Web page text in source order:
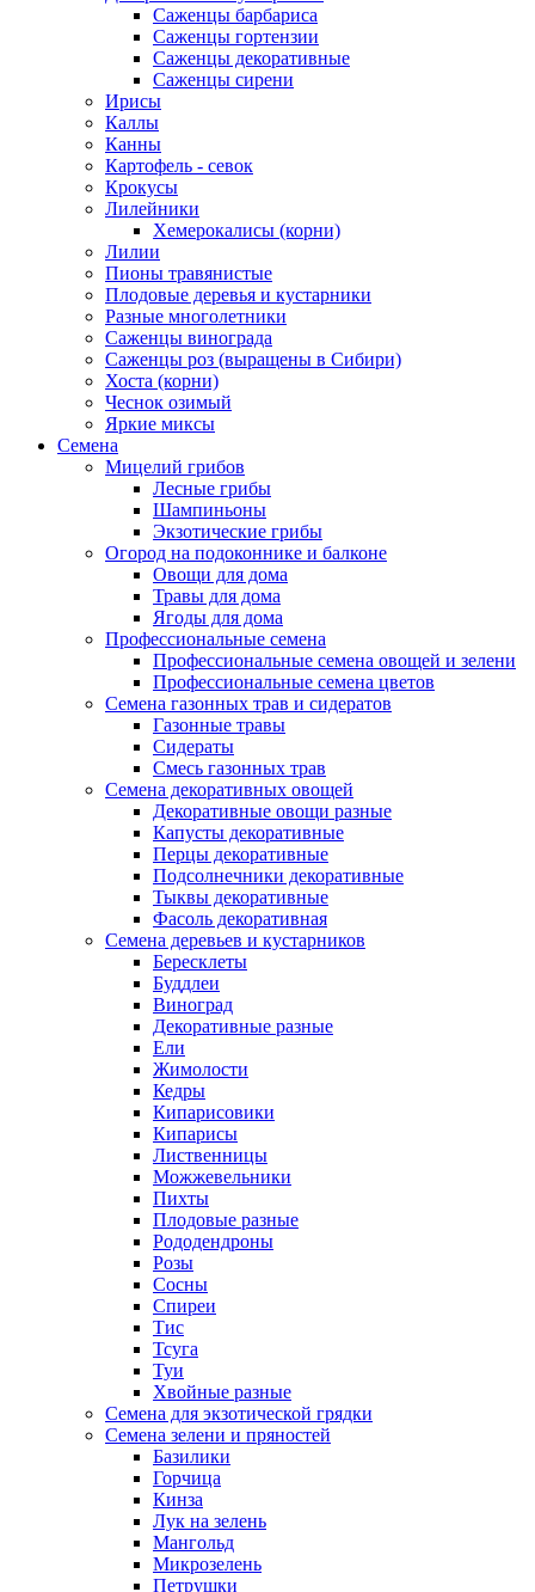
Саженцы барбариса
Саженцы гортензии
Саженцы декоративные
Саженцы сирени
Ирисы
Каллы
Канны
Картофель - севок
Крокусы
Лилейники
Хемерокалисы (корни)
Лилии
Пионы травянистые
Плодовые деревья и кустарники
Разные многолетники
Саженцы винограда
Саженцы роз (выращены в Сибири)
Хоста (корни)
Чеснок озимый
Яркие миксы
Семена
Мицелий грибов
Лесные грибы
Шампиньоны
Экзотические грибы
Огород на подоконнике и балконе
Овощи для дома
Травы для дома
Ягоды для дома
Профессиональные семена
Профессиональные семена овощей и зелени
Профессиональные семена цветов
Семена газонных трав и сидератов
Газонные травы
Сидераты
Смесь газонных трав
Семена декоративных овощей
Декоративные овощи разные
Капусты декоративные
Перцы декоративные
Подсолнечники декоративные
Тыквы декоративные
Фасоль декоративная
Семена деревьев и кустарников
Бересклеты
Буддлеи
Виноград
Декоративные разные
Ели
Жимолости
Кедры
Кипарисовики
Кипарисы
Лиственницы
Можжевельники
Пихты
Плодовые разные
Рододендроны
Розы
Сосны
Спиреи
Тис
Тсуга
Туи
Хвойные разные
Семена для экзотической грядки
Семена зелени и пряностей
Базилики
Горчица
Кинза
Лук на зелень
Мангольд
Микрозелень
Петрушки